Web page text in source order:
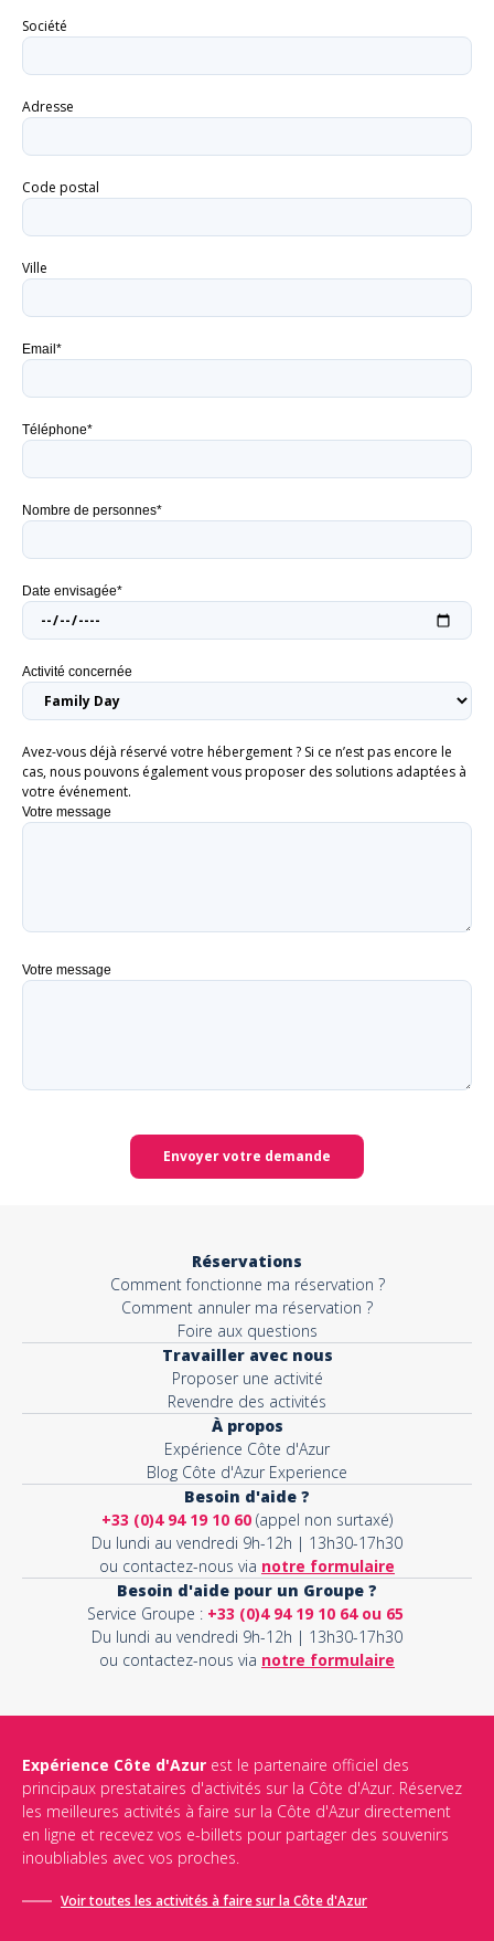
Société
Adresse
Code postal
Ville
Email*
Téléphone*
Nombre de personnes*
Date envisagée*
Activité concernée
Avez-vous déjà réservé votre hébergement ? Si ce n’est pas encore le
cas, nous pouvons également vous proposer des solutions adaptées à
votre événement.
Votre message
Votre message
Envoyer votre demande
Réservations
Comment fonctionne ma réservation ?
Comment annuler ma réservation ?
Foire aux questions
Travailler avec nous
Proposer une activité
Revendre des activités
À propos
Expérience Côte d'Azur
Blog Côte d'Azur Experience
Besoin d'aide ?
+33 (0)4 94 19 10 60 (appel non surtaxé)
Du lundi au vendredi 9h-12h | 13h30-17h30
ou contactez-nous via notre formulaire
Besoin d'aide pour un Groupe ?
Service Groupe : +33 (0)4 94 19 10 64 ou 65
Du lundi au vendredi 9h-12h | 13h30-17h30
ou contactez-nous via notre formulaire
Expérience Côte d'Azur est le partenaire officiel des
principaux prestataires d'activités sur la Côte d'Azur. Réservez
les meilleures activités à faire sur la Côte d'Azur directement
en ligne et recevez vos e-billets pour partager des souvenirs
inoubliables avec vos proches.
Voir toutes les activités à faire sur la Côte d'Azur